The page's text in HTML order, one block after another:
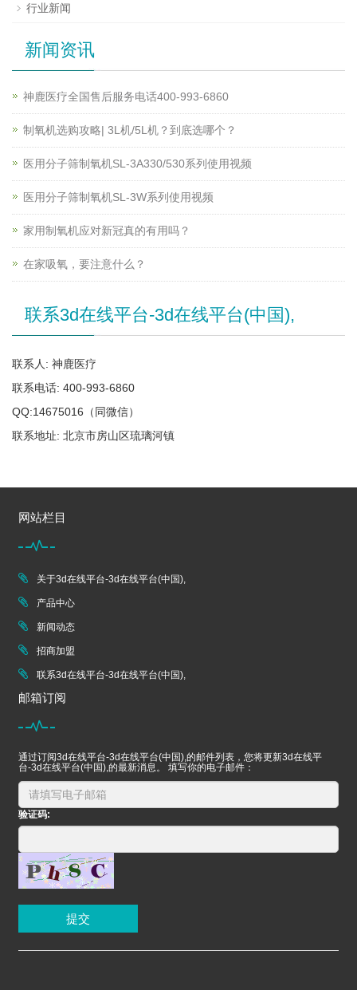
行业新闻
新闻资讯
神鹿医疗全国售后服务电话400-993-6860
制氧机选购攻略| 3L机/5L机？到底选哪个？
医用分子筛制氧机SL-3A330/530系列使用视频
医用分子筛制氧机SL-3W系列使用视频
家用制氧机应对新冠真的有用吗？
在家吸氧，要注意什么？
联系3d在线平台-3d在线平台(中国),
联系人: 神鹿医疗
联系电话: 400-993-6860
QQ:14675016（同微信）
联系地址: 北京市房山区琉璃河镇
网站栏目
关于3d在线平台-3d在线平台(中国),
产品中心
新闻动态
招商加盟
联系3d在线平台-3d在线平台(中国),
邮箱订阅
通过订阅3d在线平台-3d在线平台(中国),的邮件列表，您将更新3d在线平
台-3d在线平台(中国),的最新消息。 填写你的电子邮件：
验证码:
提交